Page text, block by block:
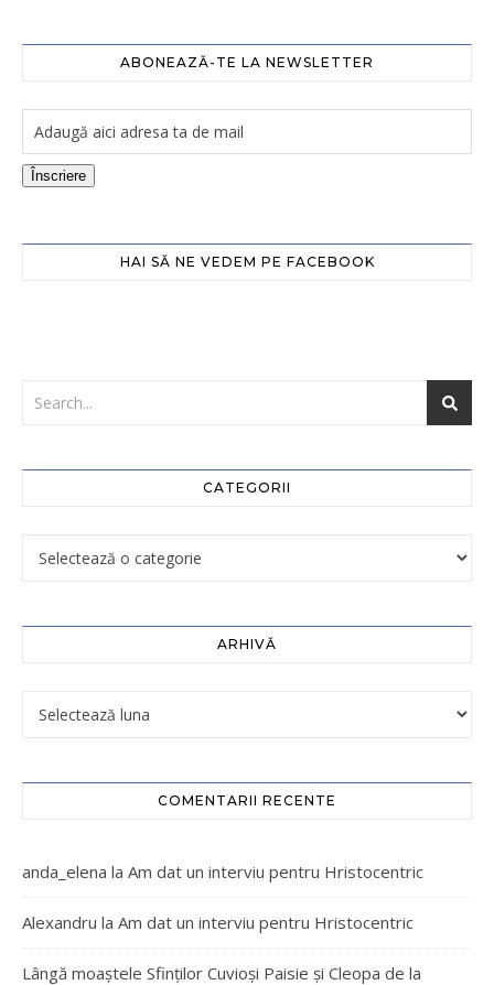
ABONEAZĂ-TE LA NEWSLETTER
Înscriere
HAI SĂ NE VEDEM PE FACEBOOK
CATEGORII
ARHIVĂ
COMENTARII RECENTE
anda_elena la Am dat un interviu pentru Hristocentric
Alexandru la Am dat un interviu pentru Hristocentric
Lângă moaștele Sfinților Cuvioși Paisie și Cleopa de la